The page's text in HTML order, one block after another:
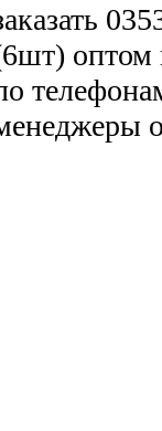
оптом